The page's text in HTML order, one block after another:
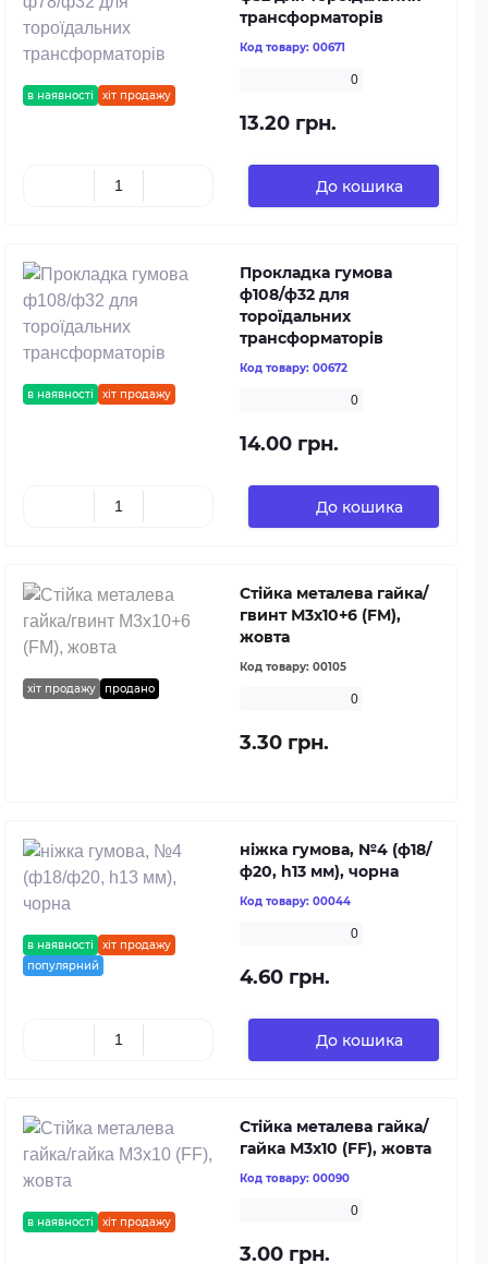
в наявності хіт продажу
трансформаторів
Код товару: 00671
0
13.20 грн.
До кошика
в наявності хіт продажу
Прокладка гумова
ф108/ф32 для
тороїдальних
трансформаторів
Код товару: 00672
0
14.00 грн.
До кошика
хіт продажу продано
Стійка металева гайка/
гвинт М3х10+6 (FM),
жовта
Код товару: 00105
0
3.30 грн.
в наявності
хіт продажу
популярний
ніжка гумова, №4 (ф18/
ф20, h13 мм), чорна
Код товару: 00044
0
4.60 грн.
До кошика
в наявності хіт продажу
Стійка металева гайка/
гайка М3х10 (FF), жовта
Код товару: 00090
0
3.00 грн.